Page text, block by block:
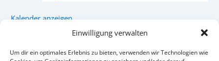
Einwilligung verwalten
Um dir ein optimales Erlebnis zu bieten, verwenden wir Technologien wie
Kalender anzeigen
Facebook Instagram